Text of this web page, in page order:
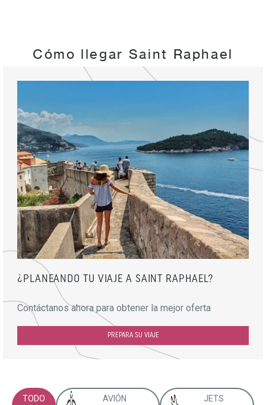
Cómo llegar Saint Raphael
¿PLANEANDO TU VIAJE A SAINT RAPHAEL?
Contáctanos ahora para obtener la mejor oferta
PREPARA SU VIAJE
TODO
AVIÓN
JETS